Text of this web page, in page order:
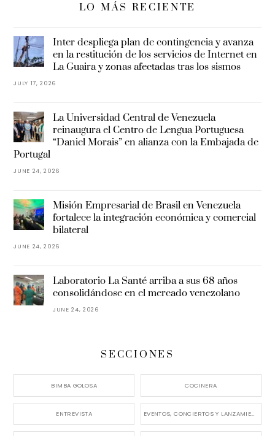
LO MÁS RECIENTE
Inter despliega plan de contingencia y avanza
en la restitución de los servicios de Internet en
La Guaira y zonas afectadas tras los sismos
JULY 17, 2026
La Universidad Central de Venezuela
reinaugura el Centro de Lengua Portuguesa
“Daniel Morais” en alianza con la Embajada de
Portugal
JUNE 24, 2026
Misión Empresarial de Brasil en Venezuela
fortalece la integración económica y comercial
bilateral
JUNE 24, 2026
Laboratorio La Santé arriba a sus 68 años
consolidándose en el mercado venezolano
JUNE 24, 2026
SECCIONES
BIMBA GOLOSA COCINERA
ENTREVISTA EVENTOS, CONCIERTOS Y LANZAMIENTOS